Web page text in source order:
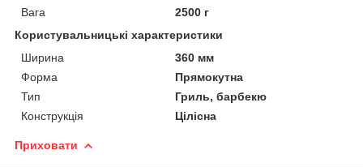
Вага
2500 г
Користувальницькі характеристики
Ширина
360 мм
Форма
Прямокутна
Тип
Гриль, барбекю
Конструкція
Цілісна
Приховати